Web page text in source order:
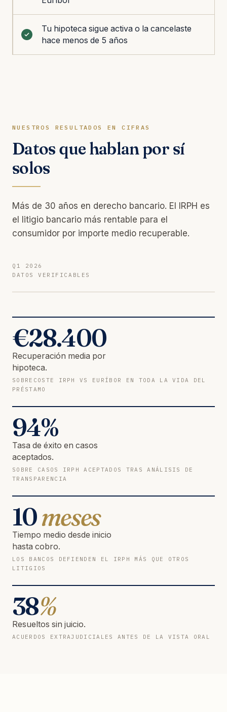
Tu hipoteca sigue activa o la cancelaste
hace menos de 5 años
NUESTROS RESULTADOS EN CIFRAS
Datos que hablan por sí
solos
Más de 30 años en derecho bancario. El IRPH es
el litigio bancario más rentable para el
consumidor por importe medio recuperable.
Q1 2026
DATOS VERIFICABLES
€28.400
Recuperación media por
hipoteca.
SOBRECOSTE IRPH VS EURÍBOR EN TODA LA VIDA DEL
PRÉSTAMO
94%
Tasa de éxito en casos
aceptados.
SOBRE CASOS IRPH ACEPTADOS TRAS ANÁLISIS DE
TRANSPARENCIA
10meses
Tiempo medio desde inicio
hasta cobro.
LOS BANCOS DEFIENDEN EL IRPH MÁS QUE OTROS
LITIGIOS
38%
Resueltos sin juicio.
ACUERDOS EXTRAJUDICIALES ANTES DE LA VISTA ORAL